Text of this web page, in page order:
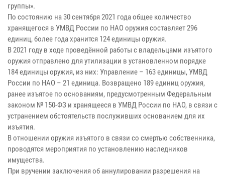
группы».
По состоянию на 30 сентября 2021 года общее количество
хранящегося в УМВД России по НАО оружия составляет 296
единиц, более года хранится 124 единицы оружия.
В 2021 году в ходе проведённой работы с владельцами изъятого
оружия отправлено для утилизации в установленном порядке
184 единицы оружия, из них: Управление – 163 единицы, УМВД
России по НАО – 21 единица. Возвращено 189 единиц оружия,
ранее изъятое по основаниям, предусмотренным Федеральным
законом № 150-ФЗ и хранящееся в УМВД России по НАО, в связи с
устранением обстоятельств послуживших основанием для их
изъятия.
В отношении оружия изъятого в связи со смертью собственника,
проводятся мероприятия по установлению наследников
имущества.
При вручении заключения об аннулировании разрешения на